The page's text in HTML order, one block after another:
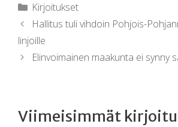
Kirjoitukset
Hallitus tuli vihdoin Pohjois-
linjoille
Elinvoimainen maakunta ei synny
Viimeisimmät